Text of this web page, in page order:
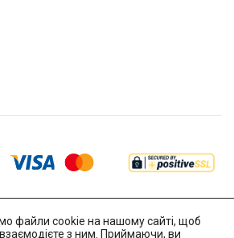
файли cookie на нашому сайті, щоб
з ним. Приймаючи, ви